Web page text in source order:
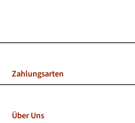
Zahlungsarten
Über Uns